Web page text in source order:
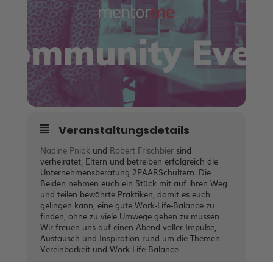
Veranstaltungsdetails
Nadine Pniokund Robert Frischbiersind
verheiratet, Eltern und betreiben erfolgreich die
Unternehmensberatung 2PAARSchultern. Die
Beiden nehmen euch ein Stück mit auf ihren Weg
und teilen bewährte Praktiken, damit es euch
gelingen kann, eine gute Work-Life-Balance zu
finden, ohne zu viele Umwege gehen zu müssen.
Wir freuen uns auf einen Abend voller Impulse,
Austausch und Inspiration rund um die Themen
Vereinbarkeit und Work-Life-Balance.